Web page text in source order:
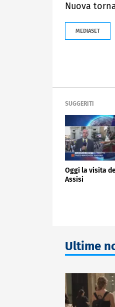
Nuova
MEDIASET
SUGGERITI
Oggi la visita
Assisi
Ultime